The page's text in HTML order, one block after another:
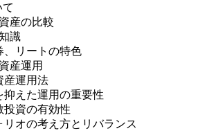
産の比較
識
、リートの特色
産運用
産運用法
抑えた運用の重要性
投資の有効性
リオの考え方とリバランス